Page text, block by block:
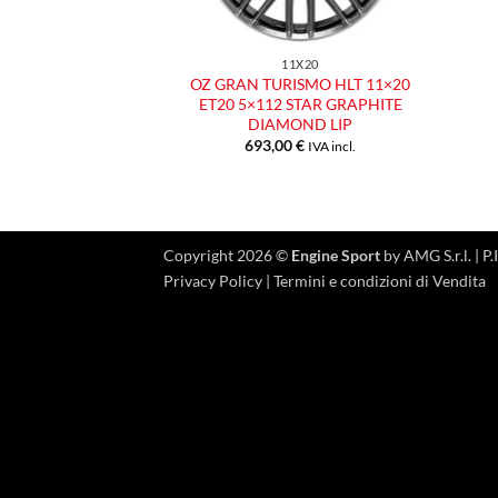
11X20
OZ GRAN TURISMO HLT 11×20
ET20 5×112 STAR GRAPHITE
DIAMOND LIP
693,00€ IVA incl.
Copyright 2026 © Engine Sport by AMG S.r.l. |
Privacy Policy | Termini e condizioni di Vendita